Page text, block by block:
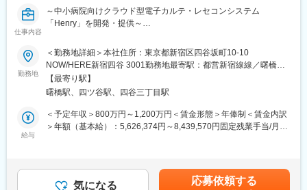
大を進めています。
変更の範囲：会社の定める業務
仕事内容
～中小病院向けクラウド型電子カルテ・レセコンシステム
「Henry」を開発・提供～
■業務内容
財務会計領域の中核メンバーとして、決算業務や監査法人対応を
中心に、経理・会計業務全般を担当いただきます。
また、CFOや経営陣と連携しながら、会計プロセスの整備や内部
統制の構築など、財務会計機能の高度化にも取り組んでいただき
ます。
す。
勤務地
＜勤務地詳細＞本社住所：東京都新宿区四谷坂町10-10
NOW/HERE新宿四谷 3001勤務地最寄駅：都営新宿線線／曙橋駅
受動喫煙対策：敷地内全面禁煙変更の範囲：会社の定める事業所
（リモートワーク含む）
【最寄り駅】
曙橋駅、四ツ谷駅、四谷三丁目駅
給与
＜予定年収＞800万円～1,200万円＜賃金形態＞年俸制＜賃金内訳
＞年額（基本給）：5,626,374円～8,439,570円固定残業手当/月：
給与補足＞※面談を通じてスキル等をもとに決定します。賃金はあ
くまでも目安の金額であり、選考を通じて上下する可能性があり
気になる 応募依頼する